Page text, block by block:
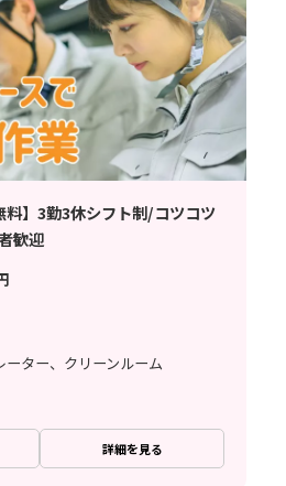
料】3勤3休シフト制/コツコツ
歓迎
ター、クリーンルーム
詳細を見る